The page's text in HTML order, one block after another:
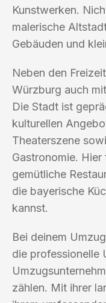
Kunstwerken.
malerische
Gebäuden und
Neben den
Würzburg auch
Die Stadt ist
kulturellen
Theaterszene
Gastronomie.
gemütliche
die bayerische
kannst.
Bei deinem
die professionelle
zählen. Mit ihrer